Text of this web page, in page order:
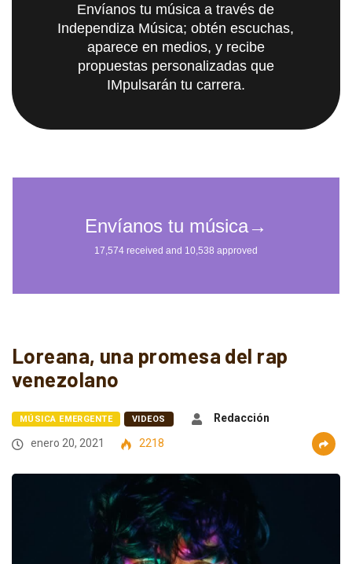
Envíanos tu música a través de
Independiza Música; obtén escuchas,
aparece en medios, y recibe
propuestas personalizadas que
IMpulsarán tu carrera.
Loreana, una promesa del rap
venezolano
MÚSICA EMERGENTE VIDEOS
Redacción
enero 20, 2021
2218